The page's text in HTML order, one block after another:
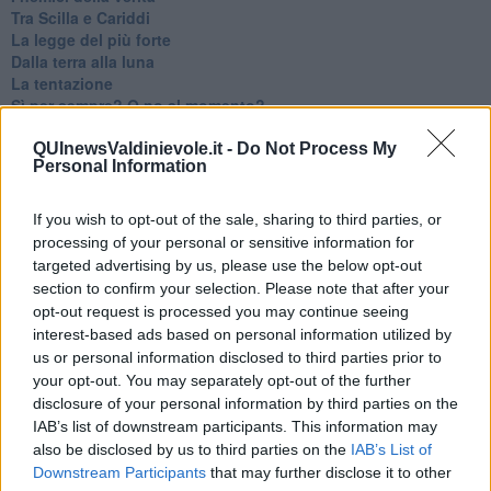
QUInewsValdinievole.it - Do Not Process My
Personal Information
If you wish to opt-out of the sale, sharing to third parties, or
processing of your personal or sensitive information for
targeted advertising by us, please use the below opt-out
section to confirm your selection. Please note that after your
opt-out request is processed you may continue seeing
interest-based ads based on personal information utilized by
us or personal information disclosed to third parties prior to
your opt-out. You may separately opt-out of the further
disclosure of your personal information by third parties on the
IAB’s list of downstream participants. This information may
also be disclosed by us to third parties on the IAB’s List of
Downstream Participants that may further disclose it to other
Tra Scilla e Cariddi
La legge del più forte
Dalla terra alla luna
La tentazione
​Sì per sempre? O no al momento?
Ora come allora
Nequizia
Parlare con la televisione
Uno solo al comando?
La ricreazione è finita
La buona notizia
Natale con l'elmetto
Valori dubbi miti fasulli
Demeritocrazia
La tivvù pallonara
Halloween
​Lucrezia Borgia, una storia di potere
Facile profezia
Il terzo compito
L'abiura di Galileo